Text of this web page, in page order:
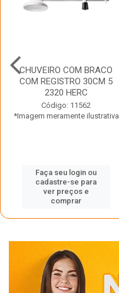
CHUVEIRO COM BRACO
COM REGISTRO 30CM 5
2320 HERC
Código: 11562
*Imagem meramente ilustrativa
Faça seu login ou
cadastre-se para
ver preços e
comprar